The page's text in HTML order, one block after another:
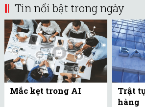
Tin nổi bật trong ngày
Mắc kẹt trong AI
Trật
hàng